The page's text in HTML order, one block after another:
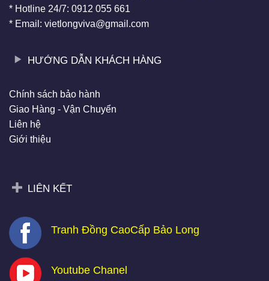
* Hotline 24/7: 0912 055 661
* Email: vietlongviva@gmail.com
HƯỚNG DẪN KHÁCH HÀNG
Chính sách bảo hành
Giao Hàng - Vận Chuyển
Liên hệ
Giới thiệu
LIÊN KẾT
Tranh Đồng CaoCấp Bảo Long
Youtube Chanel